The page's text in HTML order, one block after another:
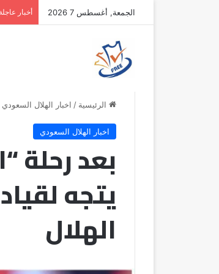
الجمعة, أغسطس 7 2026 أخبار عاجلة
الرئيسية / اخبار الهلال السعودي
اخبار الهلال السعودي
بعد رحلة
يتجه
الهلال